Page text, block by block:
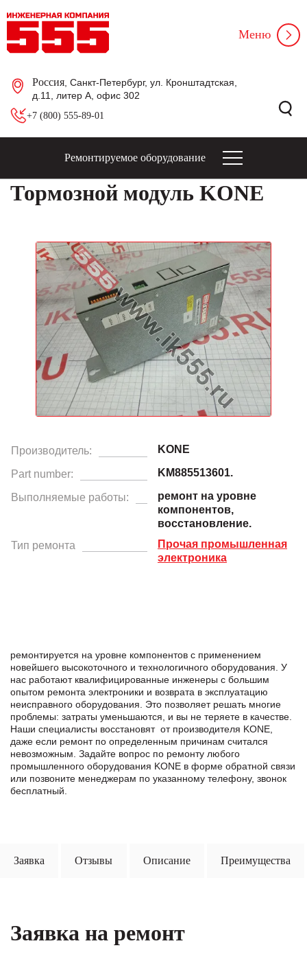
Россия , Санкт-Петербург, ул. Кронштадтская,
д.11, литер А, офис 302
+7 (800) 555-89-01
Меню
Ремонтируемое оборудование
Тормозной модуль KONE
Производитель: KONE
Part number: KM885513601.
Выполняемые работы:
ремонт на уровне
компонентов,
восстановление.
Тип ремонта
Прочая промышленная
электроника
ремонтируется на уровне компонентов с применением
новейшего высокоточного и технологичного оборудования. У
нас работают квалифицированные инженеры с большим
опытом ремонта электроники и возврата в эксплуатацию
неисправного оборудования. Это позволяет решать многие
проблемы: затраты уменьшаются, и вы не теряете в качестве.
Наши специалисты восстановят от производителя KONE,
даже если ремонт по определенным причинам считался
невозможным. Задайте вопрос по ремонту любого
промышленного оборудования KONE в формe обратной связи
или позвоните менеджерам по указанному телефону, звонок
бесплатный.
Заявка Отзывы Описание Преимущества
Заявка на ремонт